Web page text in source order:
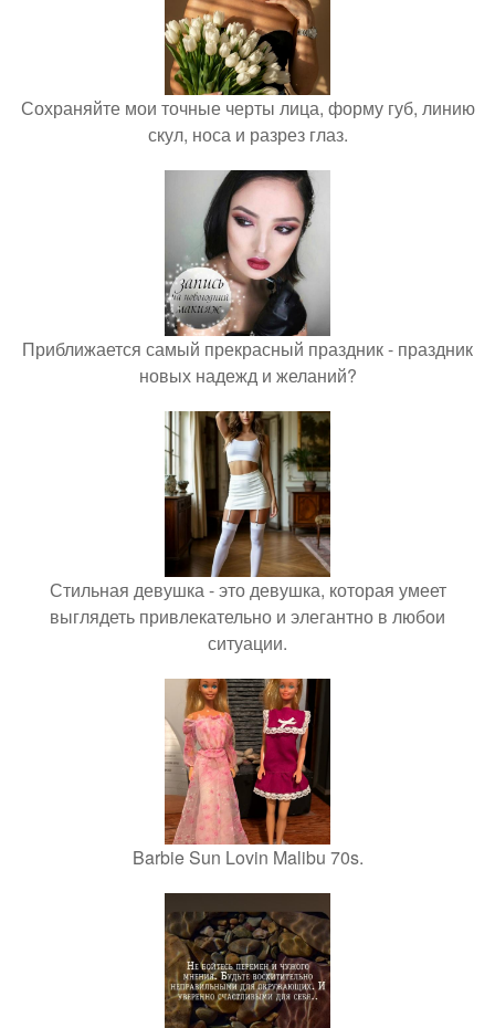
Сохраняйте мои точные черты лица, форму губ, линию
скул, носа и разрез глаз.
Приближается самый прекрасный праздник - праздник
новых надежд и желаний?
Стильная девушка - это девушка, которая умеет
выглядеть привлекательно и элегантно в любои
ситуации.
Barbie Sun Lovin Malibu 70s.